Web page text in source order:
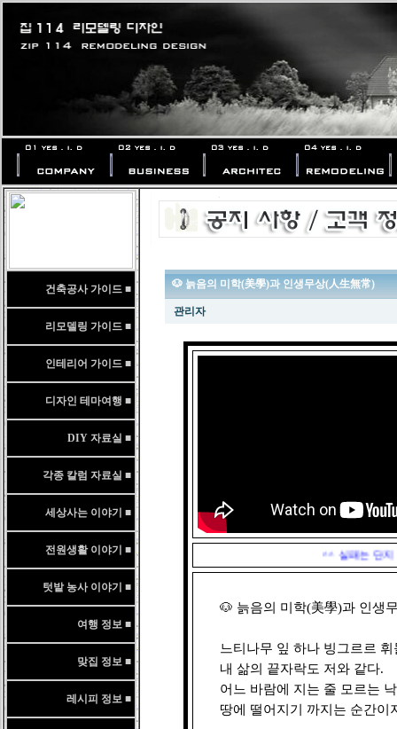
건축공사 가이드 ■
리모델링 가이드 ■
인테리어 가이드 ■
디자인 테마여행 ■
DIY 자료실 ■
각종 칼럼 자료실 ■
세상사는 이야기 ■
전원생활 이야기 ■
텃밭 농사 이야기 ■
여행 정보 ■
맞집 정보 ■
레시피 정보 ■
🐶 늙음의 미학(美學)과 인생무상(人生無常)
관리자
^^ 실패는 단지
🐶 늙음의 미학(美學)과 인생
느티나무 잎 하나 빙그르르
내 삶의 끝자락도 저와 같다.
어느 바람에 지는 줄 모르는
땅에 떨어지기 까지는 순간이